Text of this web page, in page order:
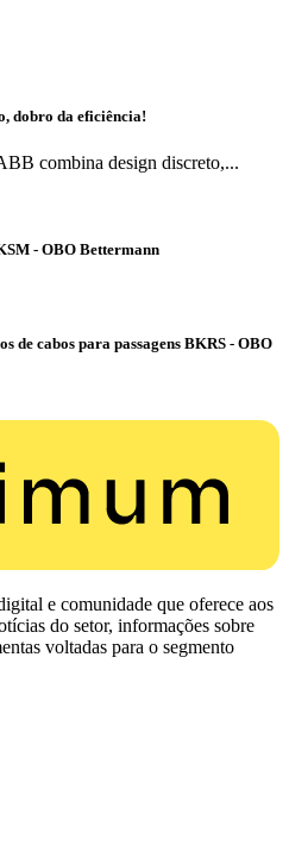
dobro da eficiência!
combina design discreto,...
- OBO Bettermann
de cabos para passagens BKRS - OBO
e comunidade que oferece aos
do setor, informações sobre
voltadas para o segmento